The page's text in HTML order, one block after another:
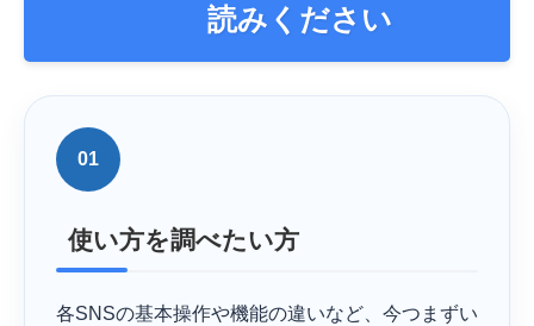
読みください
01
使い方を調べたい方
各SNSの基本操作や機能の違いなど、今つまずい